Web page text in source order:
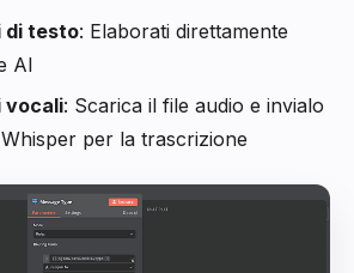
di testo: Elaborati direttamente
AI
vocali: Scarica il file audio e invialo
per la trascrizione